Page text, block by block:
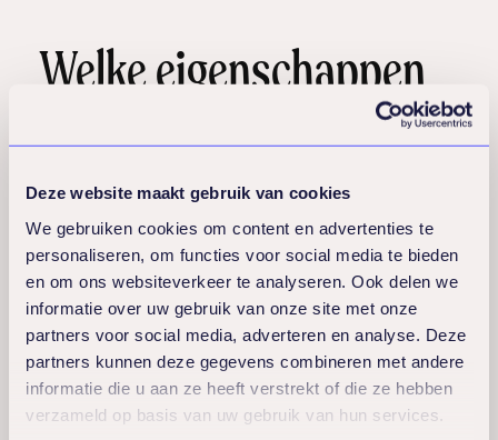
Deze website maakt gebruik van cookies
We gebruiken cookies om content en advertenties te
personaliseren, om functies voor social media te bieden
en om ons websiteverkeer te analyseren. Ook delen we
informatie over uw gebruik van onze site met onze
partners voor social media, adverteren en analyse. Deze
partners kunnen deze gegevens combineren met andere
informatie die u aan ze heeft verstrekt of die ze hebben
verzameld op basis van uw gebruik van hun services.
Welke eigenschappen
effectief in het
bevorderen van
vitaliteit?
Effectieve leiders in vitaliteit beschikken
overempathie, sterke
communicatievaardighedenen het